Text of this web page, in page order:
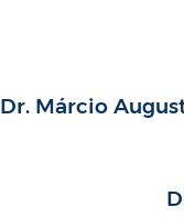
Dr. Márcio